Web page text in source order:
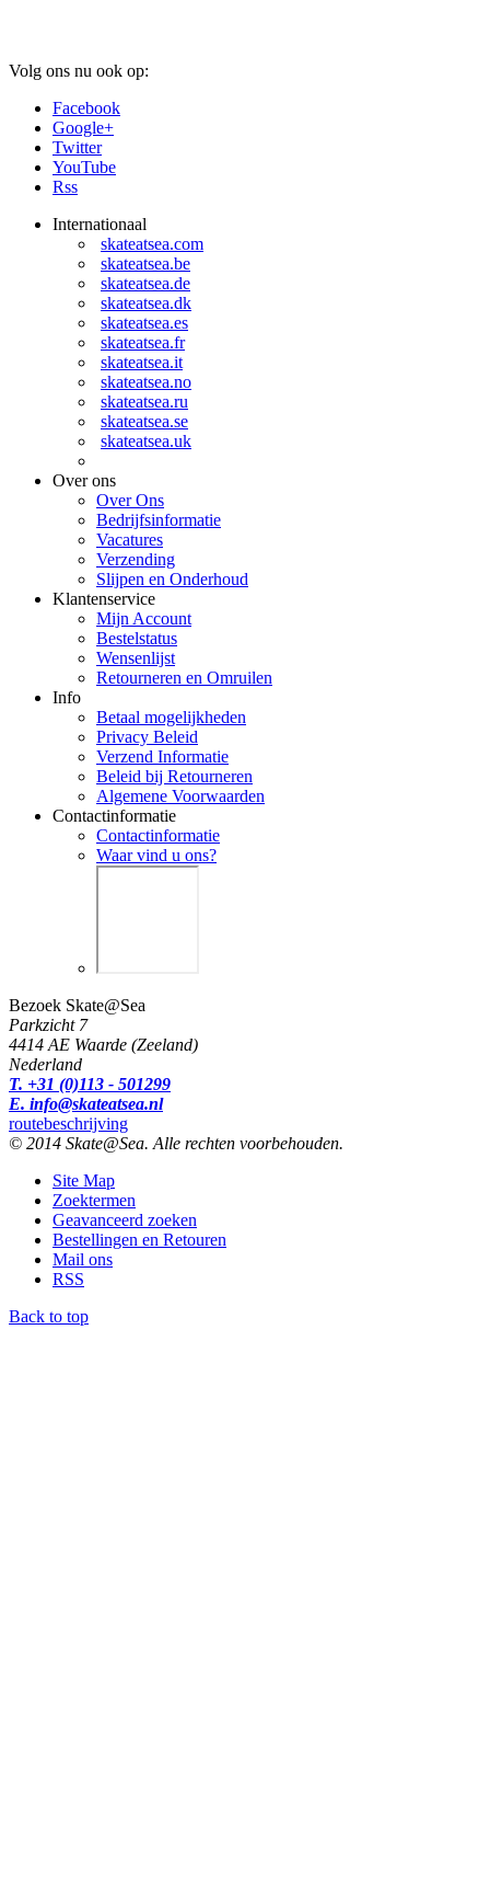
Volg ons nu ook op:
Facebook
Google+
Twitter
YouTube
Rss
Internationaal
skateatsea.com
skateatsea.be
skateatsea.de
skateatsea.dk
skateatsea.es
skateatsea.fr
skateatsea.it
skateatsea.no
skateatsea.ru
skateatsea.se
skateatsea.uk
Over ons
Over Ons
Bedrijfsinformatie
Vacatures
Verzending
Slijpen en Onderhoud
Klantenservice
Mijn Account
Bestelstatus
Wensenlijst
Retourneren en Omruilen
Info
Betaal mogelijkheden
Privacy Beleid
Verzend Informatie
Beleid bij Retourneren
Algemene Voorwaarden
Contactinformatie
Contactinformatie
Waar vind u ons?
Bezoek Skate@Sea
Parkzicht 7
4414 AE Waarde (Zeeland)
Nederland
T. +31 (0)113 - 501299
E. info@skateatsea.nl
routebeschrijving
© 2014 Skate@Sea. Alle rechten voorbehouden.
Site Map
Zoektermen
Geavanceerd zoeken
Bestellingen en Retouren
Mail ons
RSS
Back to top